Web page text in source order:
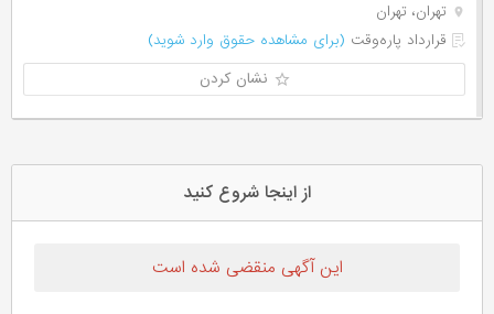
تهران، تهران
قرارداد پاره‌وقت (برای مشاهده حقوق وارد شوید)
نشان کردن
از اینجا شروع کنید
این آگهی منقضی شده است